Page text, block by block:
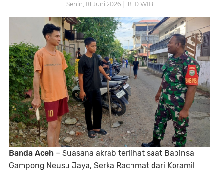
Senin, 01 Juni 2026 | 18.10 WIB
Banda Aceh – Suasana akrab terlihat saat Babinsa
Gampong Neusu Jaya, Serka Rachmat dari Koramil